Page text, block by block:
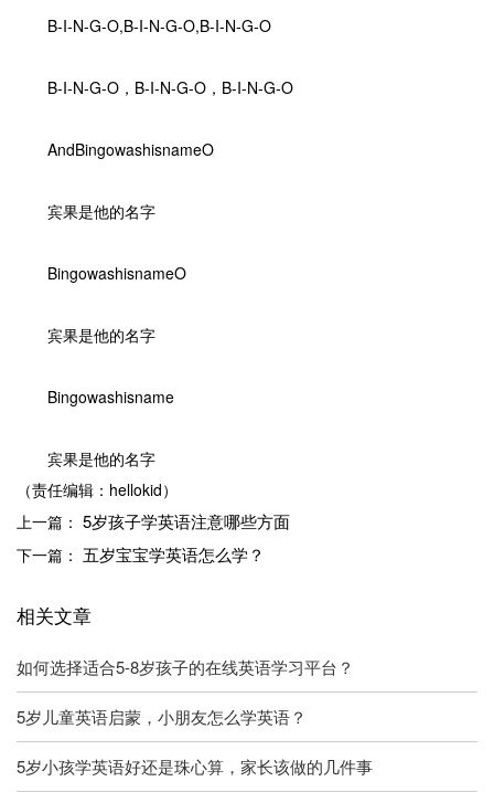
B-I-N-G-O,B-I-N-G-O,B-I-N-G-O
B-I-N-G-O，B-I-N-G-O，B-I-N-G-O
AndBingowashisnameO
宾果是他的名字
BingowashisnameO
宾果是他的名字
Bingowashisname
宾果是他的名字
（责任编辑：hellokid）
上一篇： 5岁孩子学英语注意哪些方面
下一篇： 五岁宝宝学英语怎么学？
相关文章
如何选择适合5-8岁孩子的在线英语学习平台？
5岁儿童英语启蒙，小朋友怎么学英语？
5岁小孩学英语好还是珠心算，家长该做的几件事